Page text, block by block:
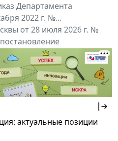
Департамента
2022 г. №...
от 28 июля 2026 г. №
г. № 334-ПП"
Мой регион ...
актуальные позиции